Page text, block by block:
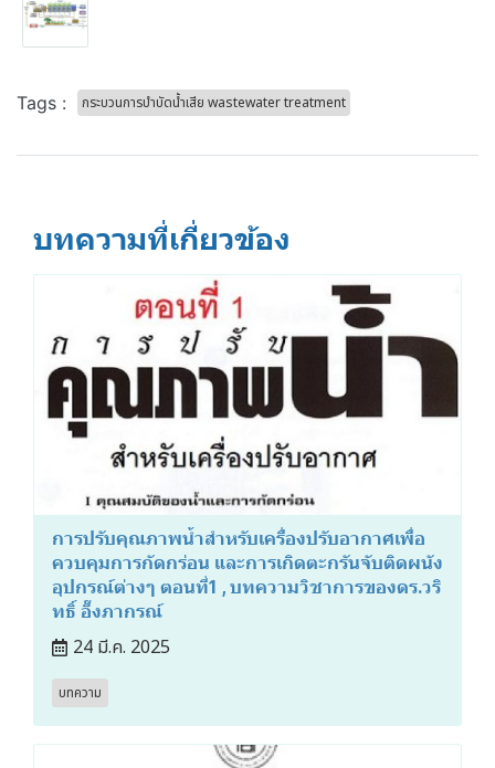
Tags : กระบวนการบำบัดน้ำเสีย wastewater treatment
บทความที่เกี่ยวข้อง
การปรับคุณภาพน้ำสำหรับเครื่องปรับอากาศเพื่อ
ควบคุมการกัดกร่อน และการเกิดตะกรันจับติดผนัง
อุปกรณ์ต่างๆ ตอนที่1 , บทความวิชาการของดร.วริ
ทธิ์ อึ๊งภากรณ์
24 มี.ค. 2025
บทความ